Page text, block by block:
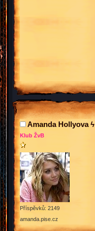
Amanda Hollyova ϟ
Klub ŽvB
Příspěvků: 2149
amanda.pise.cz